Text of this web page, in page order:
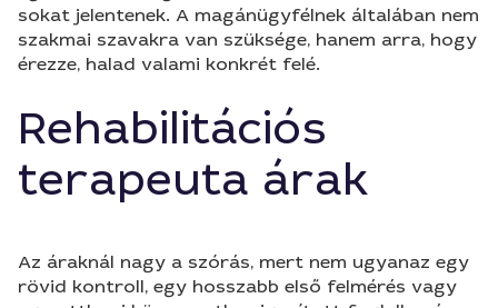
sokat jelentenek. A magánügyfélnek általában nem
szakmai szavakra van szüksége, hanem arra, hogy
érezze, halad valami konkrét felé.
Rehabilitációs
terapeuta árak
Az áraknál nagy a szórás, mert nem ugyanaz egy
rövid kontroll, egy hosszabb első felmérés vagy